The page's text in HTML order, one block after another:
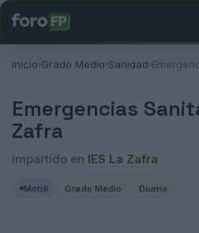
Inicio›Grado Medio›Sanidad›
Emergencias
Zafra
Impartido en IES La Zafra
Motril Grado Medio Diurno